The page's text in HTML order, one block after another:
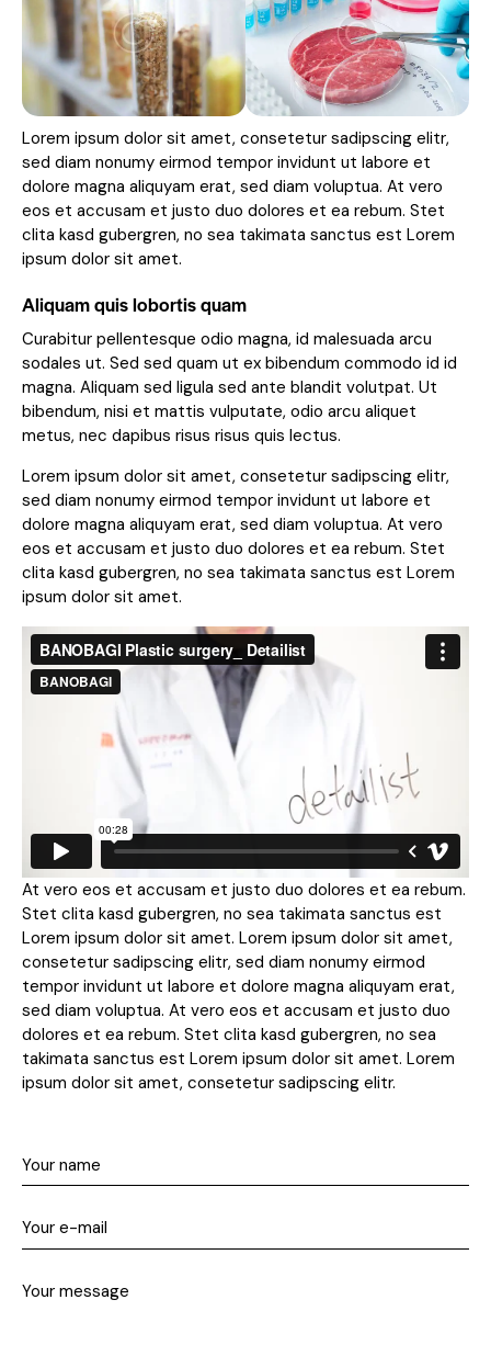
Lorem ipsum dolor sit amet, consetetur sadipscing elitr,
sed diam nonumy eirmod tempor invidunt ut labore et
dolore magna aliquyam erat, sed diam voluptua. At vero
eos et accusam et justo duo dolores et ea rebum. Stet
clita kasd gubergren, no sea takimata sanctus est Lorem
ipsum dolor sit amet.
Aliquam quis lobortis quam
Curabitur pellentesque odio magna, id malesuada arcu
sodales ut. Sed sed quam ut ex bibendum commodo id id
magna. Aliquam sed ligula sed ante blandit volutpat. Ut
bibendum, nisi et mattis vulputate, odio arcu aliquet
metus, nec dapibus risus risus quis lectus.
Lorem ipsum dolor sit amet, consetetur sadipscing elitr,
sed diam nonumy eirmod tempor invidunt ut labore et
dolore magna aliquyam erat, sed diam voluptua. At vero
eos et accusam et justo duo dolores et ea rebum. Stet
clita kasd gubergren, no sea takimata sanctus est Lorem
ipsum dolor sit amet.
At vero eos et accusam et justo duo dolores et ea rebum.
Stet clita kasd gubergren, no sea takimata sanctus est
Lorem ipsum dolor sit amet. Lorem ipsum dolor sit amet,
consetetur sadipscing elitr, sed diam nonumy eirmod
tempor invidunt ut labore et dolore magna aliquyam erat,
sed diam voluptua. At vero eos et accusam et justo duo
dolores et ea rebum. Stet clita kasd gubergren, no sea
takimata sanctus est Lorem ipsum dolor sit amet. Lorem
ipsum dolor sit amet, consetetur sadipscing elitr.